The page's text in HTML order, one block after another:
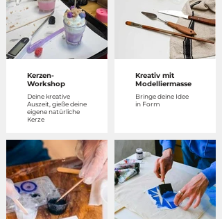
Kerzen-
Workshop
Deine kreative
Auszeit, gieße deine
eigene natürliche
Kerze
Kreativ mit
Modelliermasse
Bringe deine Idee
in Form